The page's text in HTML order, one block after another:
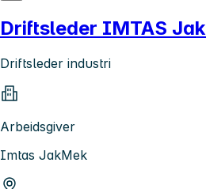
Driftsleder IMTAS
Driftsleder industri
Arbeidsgiver
Imtas JakMek